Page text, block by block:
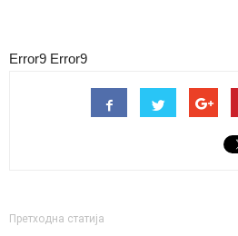
Error9 Error9
Претходна статија